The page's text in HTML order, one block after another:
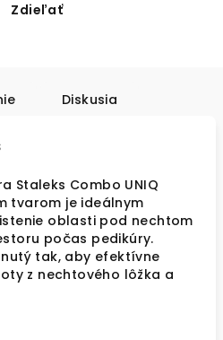
Zdieľať
Diskusia
Staleks Combo UNIQ
tvarom je ideálnym
oblasti pod nechtom
počas pedikúry.
tak, aby efektívne
z nechtového lôžka a